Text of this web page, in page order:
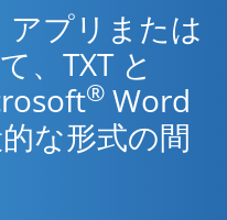
プリまたは
、TXT と
® Word
な形式の間